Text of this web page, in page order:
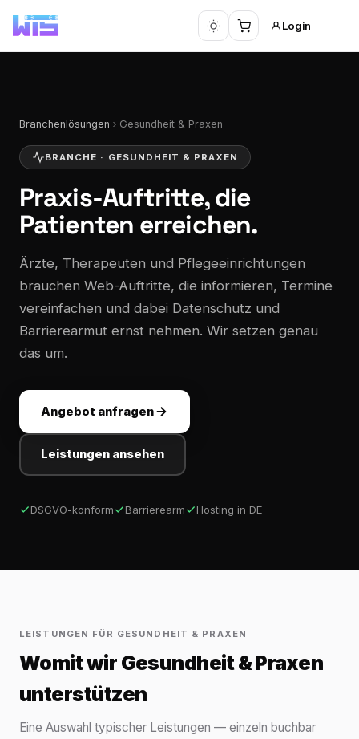
Login
Branchenlösungen Gesundheit & Praxen
BRANCHE · GESUNDHEIT & PRAXEN
Praxis-Auftritte,die
Patienten erreichen.
Ärzte, Therapeuten und Pflegeeinrichtungen
brauchen Web-Auftritte, die informieren, Termine
vereinfachen und dabei Datenschutz und
Barrierearmut ernst nehmen. Wir setzen genau
das um.
Angebot anfragen
Leistungen ansehen
DSGVO-konform Barrierearm Hosting in DE
LEISTUNGEN FÜR GESUNDHEIT & PRAXEN
Womit wir Gesundheit & Praxen
unterstützen
Eine Auswahl typischer Leistungen — einzeln buchbar